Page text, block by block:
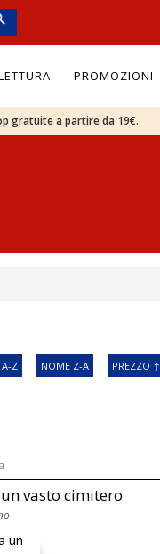
PROMOZIONI
gratuite a partire da 19€.
A-Z NOME Z-A PREZZO ↑
vasto cimitero